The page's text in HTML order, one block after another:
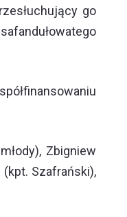
go
Zbigniew
Szafrański),